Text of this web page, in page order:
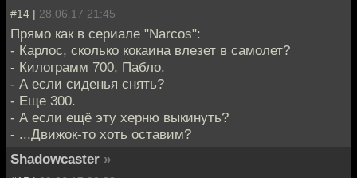
#14 | 28.06.17 21:45
Прямо как в сериале "Narcos":
- Карлос, сколько кокаина влезет в самолет?
- Килограмм 700, Пабло.
- А если сиденья снять?
- Еще 300.
- А если ещё эту херню выкинуть?
- ...Движок-то хоть оставим?
Shadowcaster »